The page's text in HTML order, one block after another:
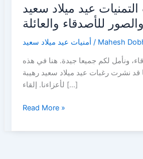
عيد ميلاد سعيد
والصور للأصدقاء والعائلة
أمنيات عيد ميلاد سعيد / Mahesh
ونأمل لكم جميعا جيدة. هنا في هذه
قد نشرت رغبات عيد ميلاد سعيد رهيبة
لأعزاءنا. إلقاء […]
أطيب
عيد
Read More »